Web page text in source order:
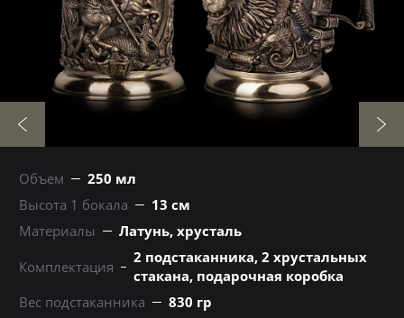
Объем
250 мл
Высота 1 бокала
13 см
Материалы
Латунь, хрусталь
Комплектация
2 подстаканника, 2 хрустальных
стакана, подарочная коробка
Вес подстаканника
830 гр